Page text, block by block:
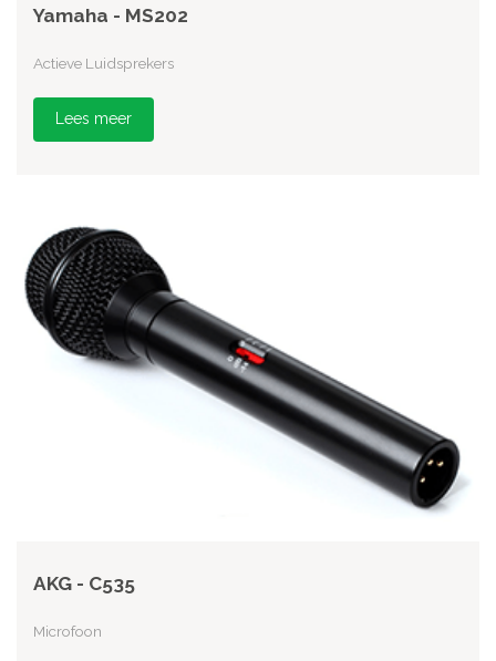
Yamaha - MS202
Actieve Luidsprekers
Lees meer
AKG - C535
Microfoon